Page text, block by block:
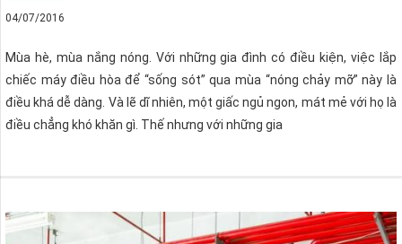
04/07/2016
Mùa hè, mùa nắng nóng. Với những gia đình có điều kiện, việc lắp
chiếc máy điều hòa để “sống sót” qua mùa “nóng chảy mỡ” này là
điều khá dễ dàng. Và lẽ dĩ nhiên, một giấc ngủ ngon, mát mẻ với họ là
điều chẳng khó khăn gì. Thế nhưng với những gia